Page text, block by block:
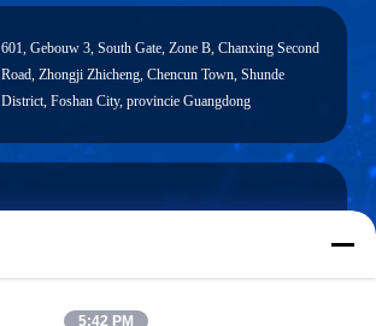
601, Gebouw 3, South Gate, Zone B, Chanxing Second
Road, Zhongji Zhicheng, Chencun Town, Shunde
District, Foshan City, provincie Guangdong
5:42 PM